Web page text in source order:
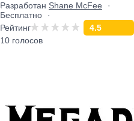
Разработан Shane McFee
Бесплатно
Рейтинг
4.5
10 голосов